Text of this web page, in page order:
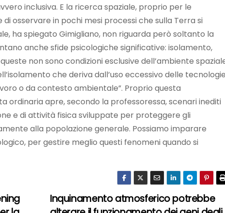
inclusiva. E la ricerca spaziale, proprio per le
osservare in pochi mesi processi che sulla Terra si
ha spiegato Gimigliano, non riguarda però soltanto la
anche sfide psicologiche significative: isolamento,
non sono condizioni esclusive dell’ambiente
che deriva dall’uso eccessivo delle tecnologie
o da contesto ambientale”. Proprio questa
ordinaria apre, secondo la professoressa, scenari inediti
e di attività fisica sviluppate per proteggere gli
alla popolazione generale. Possiamo imparare
per gestire meglio questi fenomeni quando si
Inquinamento atmosferico potrebbe